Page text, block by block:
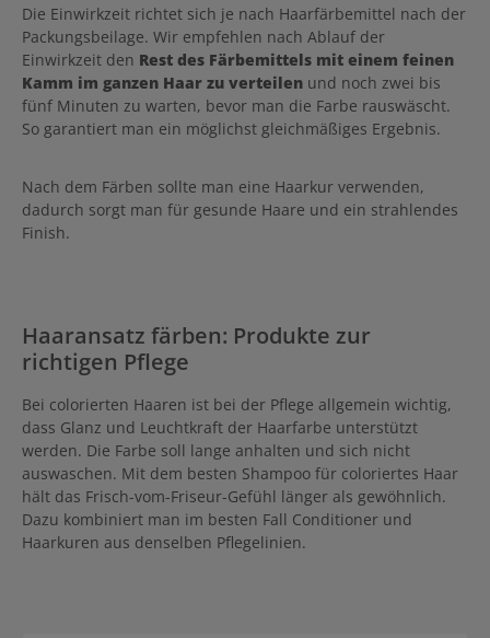
Die Einwirkzeit richtet sich je nach Haarfärbemittel nach der
Packungsbeilage. Wir empfehlen nach Ablauf der
Einwirkzeit den Rest des Färbemittels mit einem feinen
Kamm im ganzen Haar zu verteilen und noch zwei bis
fünf Minuten zu warten, bevor man die Farbe rauswäscht.
So garantiert man ein möglichst gleichmäßiges Ergebnis.
Nach dem Färben sollte man eine Haarkur verwenden,
dadurch sorgt man für gesunde Haare und ein strahlendes
Finish.
Haaransatz färben: Produkte zur
richtigen Pflege
Bei colorierten Haaren ist bei der Pflege allgemein wichtig,
dass Glanz und Leuchtkraft der Haarfarbe unterstützt
werden. Die Farbe soll lange anhalten und sich nicht
auswaschen. Mit dem besten Shampoo für coloriertes Haar
hält das Frisch-vom-Friseur-Gefühl länger als gewöhnlich.
Dazu kombiniert man im besten Fall Conditioner und
Haarkuren aus denselben Pflegelinien.